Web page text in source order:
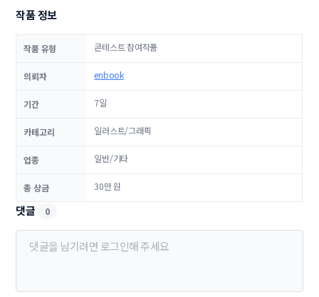
작품 정보
작품 유형 콘테스트 참여작품
의뢰자 enbook
기간 7일
카테고리 일러스트/그래픽
업종 일반/기타
총 상금 30만 원
댓글 0